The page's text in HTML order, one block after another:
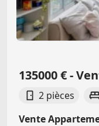
135000 € -
2 pièces
Vente